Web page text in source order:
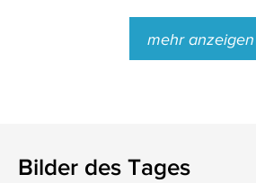
mehr anzeigen
Bilder des Tages